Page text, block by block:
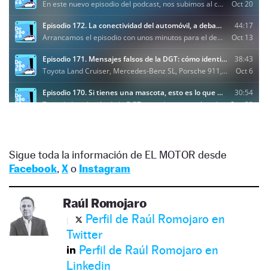
Sigue toda la información de EL MOTOR desde
Facebook, Xo Instagram
Raúl Romojaro
Perfil de Raúl Romojaro en
Twitter
Perfil de Raúl Romojaro en
Linkedin